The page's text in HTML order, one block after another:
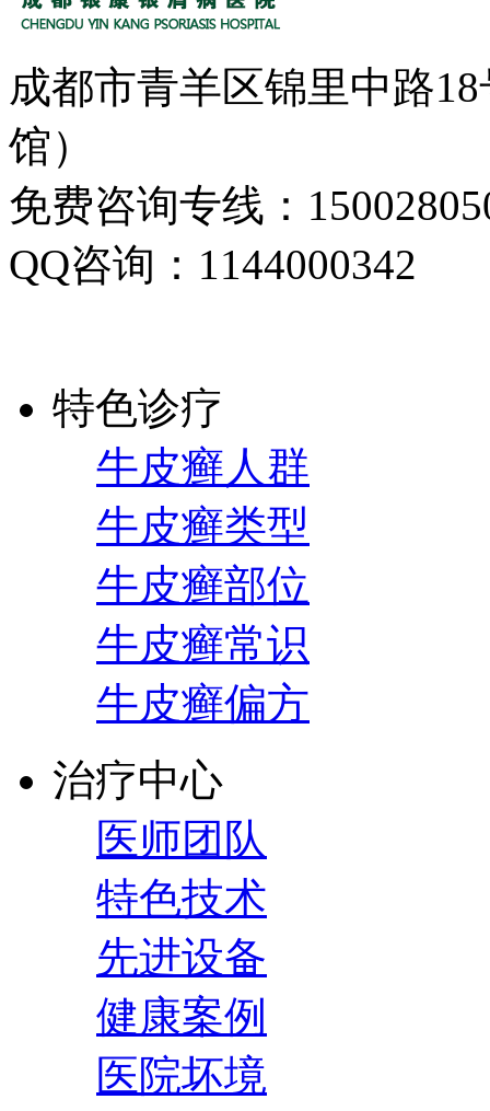
成都市青羊区锦里中路
馆）
免费咨询专线：
QQ咨询：1144000342
特色诊疗
牛皮癣人群
牛皮癣类型
牛皮癣部位
牛皮癣常识
牛皮癣偏方
治疗中心
医师团队
特色技术
先进设备
健康案例
医院坏境